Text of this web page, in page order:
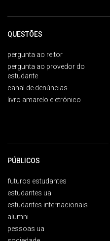
QUESTÕES
pergunta ao reitor
pergunta ao provedor do
estudante
canal de denúncias
livro amarelo eletrónico
PÚBLICOS
futuros estudantes
estudantes ua
estudantes internacionais
alumni
pessoas ua